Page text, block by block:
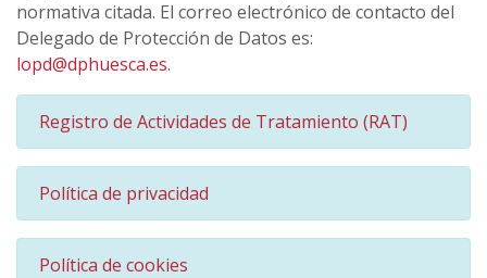
normativa citada. El correo electrónico de contacto del
Delegado de Protección de Datos es:
lopd@dphuesca.es.
Registro de Actividades de Tratamiento (RAT)
Política de privacidad
Política de cookies